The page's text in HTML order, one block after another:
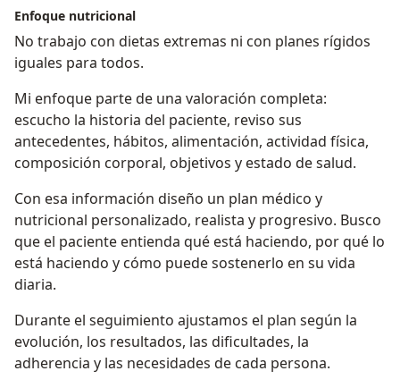
Enfoque nutricional
No trabajo con dietas extremas ni con planes rígidos
iguales para todos.
Mi enfoque parte de una valoración completa:
escucho la historia del paciente, reviso sus
antecedentes, hábitos, alimentación, actividad física,
composición corporal, objetivos y estado de salud.
Con esa información diseño un plan médico y
nutricional personalizado, realista y progresivo. Busco
que el paciente entienda qué está haciendo, por qué lo
está haciendo y cómo puede sostenerlo en su vida
diaria.
Durante el seguimiento ajustamos el plan según la
evolución, los resultados, las dificultades, la
adherencia y las necesidades de cada persona.